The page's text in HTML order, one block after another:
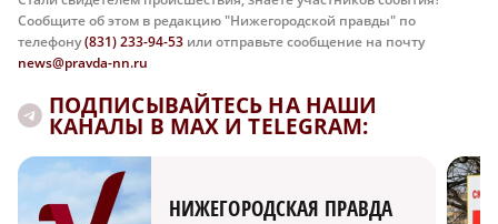
Сообщите об этом в редакцию "Нижегородской правды" по
телефону(831) 233-94-53 или отправьте сообщение на почту
news@pravda-nn.ru
ПОДПИСЫВАЙТЕСЬ НА НАШИ
КАНАЛЫ В MAX И TELEGRAM:
НИЖЕГОРОДСКАЯ ПРАВДА